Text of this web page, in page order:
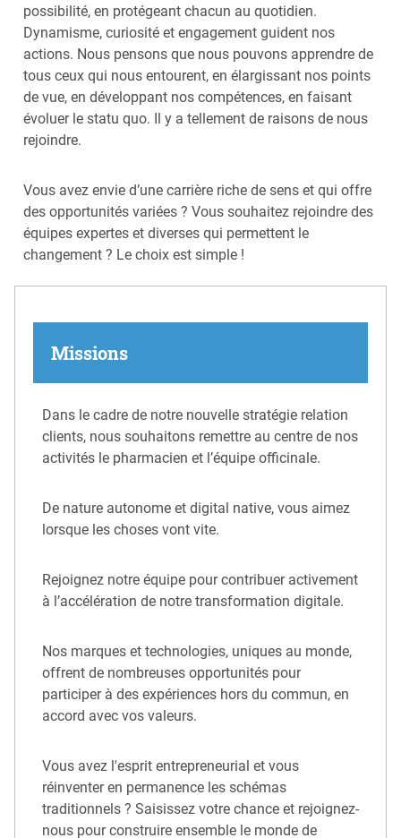
possibilité, en protégeant chacun au quotidien.
Dynamisme, curiosité et engagement guident nos
actions. Nous pensons que nous pouvons apprendre de
tous ceux qui nous entourent, en élargissant nos points
de vue, en développant nos compétences, en faisant
évoluer le statu quo. Il y a tellement de raisons de nous
rejoindre.
Vous avez envie d’une carrière riche de sens et qui offre
des opportunités variées ? Vous souhaitez rejoindre des
équipes expertes et diverses qui permettent le
changement ? Le choix est simple !
Missions
Dans le cadre de notre nouvelle stratégie relation
clients, nous souhaitons remettre au centre de nos
activités le pharmacien et l’équipe officinale.
De nature autonome et digital native, vous aimez
lorsque les choses vont vite.
Rejoignez notre équipe pour contribuer activement
à l’accélération de notre transformation digitale.
Nos marques et technologies, uniques au monde,
offrent de nombreuses opportunités pour
participer à des expériences hors du commun, en
accord avec vos valeurs.
Vous avez l'esprit entrepreneurial et vous
réinventer en permanence les schémas
traditionnels ? Saisissez votre chance et rejoignez-
nous pour construire ensemble le monde de